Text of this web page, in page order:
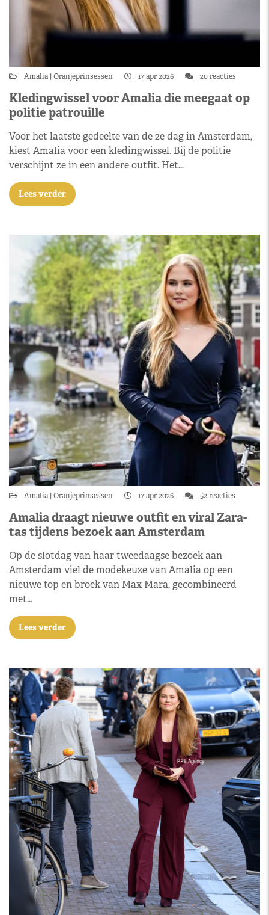
Amalia Oranjeprinsessen 17 apr 2026 20 reacties
Kledingwissel voor Amalia die meegaat op
politie patrouille
Voor het laatste gedeelte van de 2e dag in Amsterdam,
kiest Amalia voor een kledingwissel. Bij de politie
verschijnt ze in een andere outfit. Het…
Lees verder
Amalia Oranjeprinsessen 17 apr 2026 52 reacties
Amalia draagt nieuwe outfit en viral Zara-
tas tijdens bezoek aan Amsterdam
Op de slotdag van haar tweedaagse bezoek aan
Amsterdam viel de modekeuze van Amalia op een
nieuwe top en broek van Max Mara, gecombineerd
met…
Lees verder